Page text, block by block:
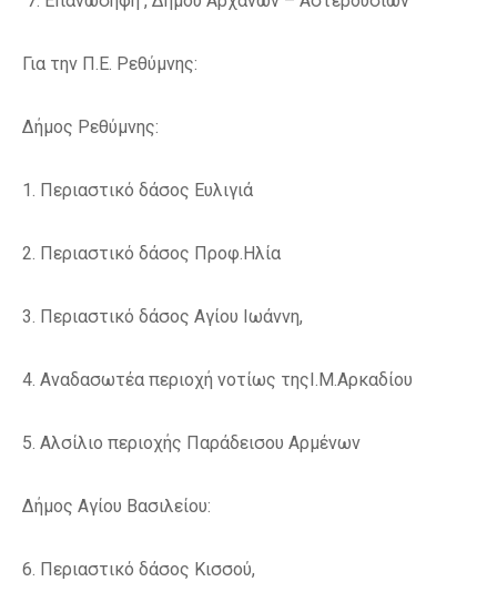
Για την Π.Ε. Ρεθύμνης:
Δήμος Ρεθύμνης:
1. Περιαστικό δάσος Ευλιγιά
2. Περιαστικό δάσος Προφ.Ηλία
3. Περιαστικό δάσος Αγίου Ιωάννη,
4. Αναδασωτέα περιοχή νοτίως τηςΙ.Μ.Αρκαδίου
5. Αλσίλιο περιοχής Παράδεισου Αρμένων
Δήμος Αγίου Βασιλείου:
6. Περιαστικό δάσος Κισσού,